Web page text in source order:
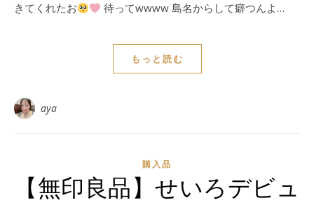
きてくれたお
待ってwwww 島名からして癖つんよ…
もっと読む
aya
購入品
【無印良品】せいろデビュ